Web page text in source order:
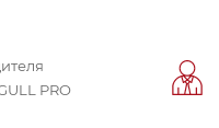
PRO